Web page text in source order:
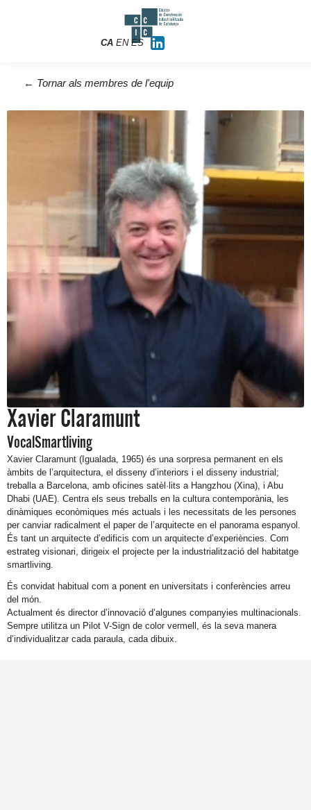
CA EN ES
← Tornar als membres de l'equip
Xavier Claramunt
Vocal Smartliving
Xavier Claramunt (Igualada, 1965) és una sorpresa permanent en els
àmbits de l’arquitectura, el disseny d’interiors i el disseny industrial;
treballa a Barcelona, amb oficines satèl·lits a Hangzhou (Xina), i Abu
Dhabi (UAE). Centra els seus treballs en la cultura contemporània, les
dinàmiques econòmiques més actuals i les necessitats de les persones
per canviar radicalment el paper de l’arquitecte en el panorama espanyol.
És tant un arquitecte d’edificis com un arquitecte d’experiències. Com
estrateg visionari, dirigeix el projecte per la industrialització del habitatge
smartliving.
És convidat habitual com a ponent en universitats i conferències arreu
del món.
Actualment és director d’innovació d’algunes companyies multinacionals.
Sempre utilitza un Pilot V-Sign de color vermell, és la seva manera
d’individualitzar cada paraula, cada dibuix.